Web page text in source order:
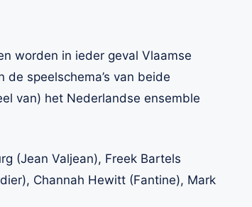
worden in ieder geval Vlaamse
speelschema’s van beide
van) het Nederlandse ensemble
(Jean Valjean), Freek Bartels
Channah Hewitt (Fantine), Mark